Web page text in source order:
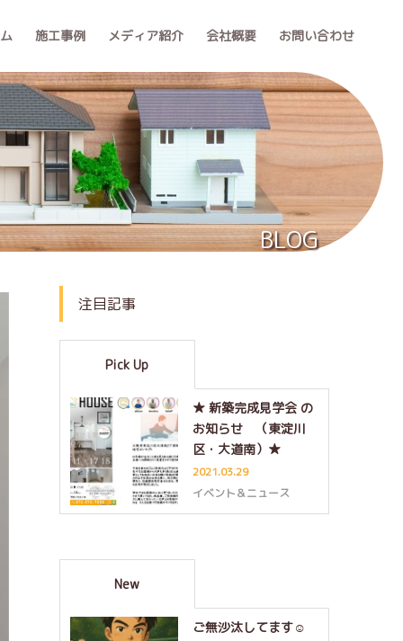
会社概要
施工事例 メディア紹介 お問い合わせ
BLOG
注目記事
Pick Up
★ 新築完成見学会 の
お知らせ （東淀川
区・大道南）★
2021.03.29
イベント＆ニュース
New
ご無沙汰してます☺